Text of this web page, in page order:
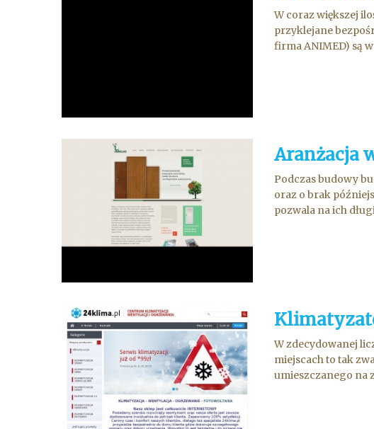
W coraz większej
przyklejane
firma ANIMED) są
Aranżacja
Podczas budowy
oraz o brak
pozwala na ich
W zdecydowanej
miejscach to tak
umieszczanego na